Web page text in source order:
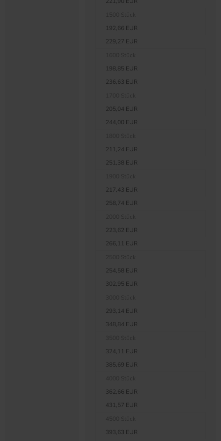
192,66 EUR
229,27 EUR
198,85 EUR
236,63 EUR
205,04 EUR
244,00 EUR
211,24 EUR
251,38 EUR
217,43 EUR
258,74 EUR
223,62 EUR
266,11 EUR
254,58 EUR
302,95 EUR
293,14 EUR
348,84 EUR
324,11 EUR
385,69 EUR
362,66 EUR
431,57 EUR
393,63 EUR